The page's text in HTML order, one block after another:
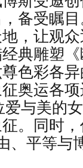
备受瞩
，让观
典雕塑
色彩各
奥运各
与美的
。同时
、平等与